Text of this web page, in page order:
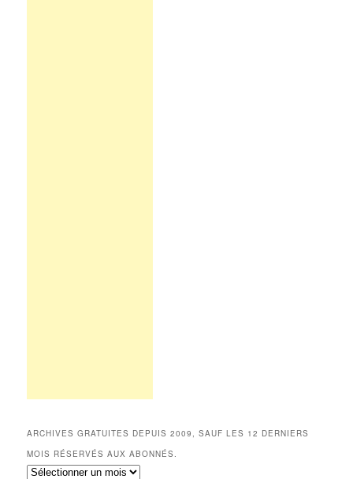
ARCHIVES GRATUITES DEPUIS 2009, SAUF LES 12 DERNIERS
MOIS RÉSERVÉS AUX ABONNÉS.
Archives